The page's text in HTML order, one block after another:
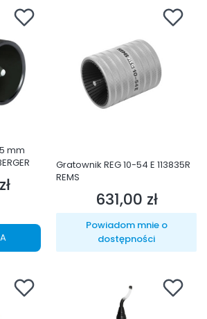
mm
Gratownik REG 10-54 E 113835R
REMS
Cena
631,00 zł
Powiadom mnie o
dostępności